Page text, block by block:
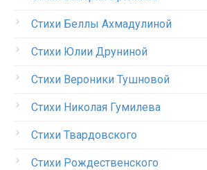
Стихи Беллы Ахмадулиной
Стихи Юлии Друниной
Стихи Вероники Тушновой
Стихи Николая Гумилева
Стихи Твардовского
Стихи Рождественского